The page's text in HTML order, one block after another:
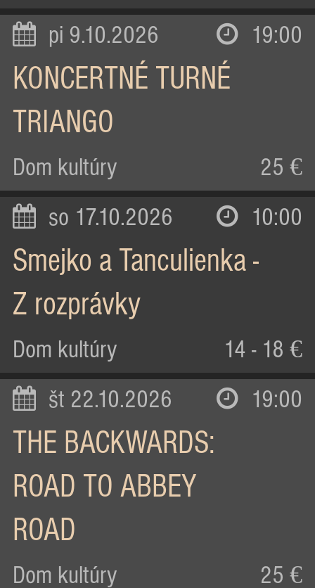
pi 9.10.2026 19:00
KONCERTNÉ TURNÉ
TRIANGO
Dom kultúry 25 €
so 17.10.2026 10:00
Smejko a Tanculienka -
Z rozprávky
Dom kultúry 14 - 18 €
št 22.10.2026 19:00
THE BACKWARDS:
ROAD TO ABBEY
ROAD
Dom kultúry 25 €